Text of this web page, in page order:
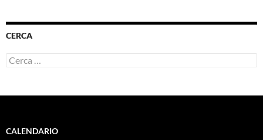
CERCA
Ricerca
per:
CALENDARIO